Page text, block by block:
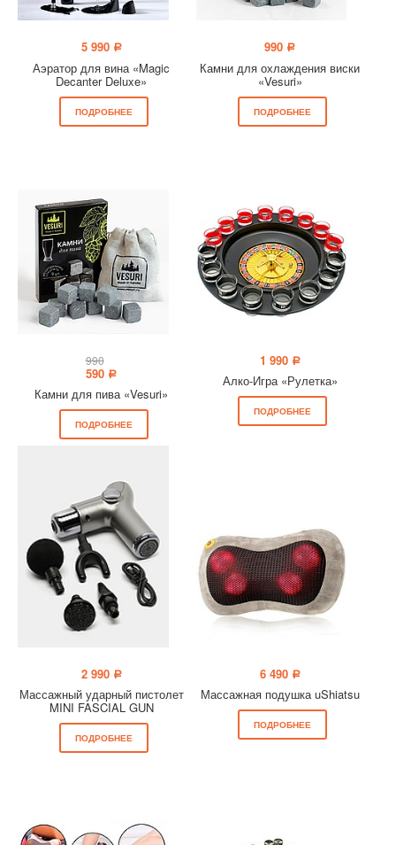
5 990 a
Аэратор для вина «Magic
Decanter Deluxe»
ПОДРОБНЕЕ
990 a
Камни для охлаждения виски
«Vesuri»
ПОДРОБНЕЕ
990
590 a
Камни для пива «Vesuri»
ПОДРОБНЕЕ
1 990 a
Алко-Игра «Рулетка»
ПОДРОБНЕЕ
2 990 a
Массажный ударный пистолет
MINI FASCIAL GUN
ПОДРОБНЕЕ
6 490 a
Массажная подушка uShiatsu
ПОДРОБНЕЕ